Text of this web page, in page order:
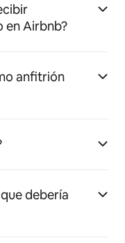
en Airbnb?
anfitrión
debería